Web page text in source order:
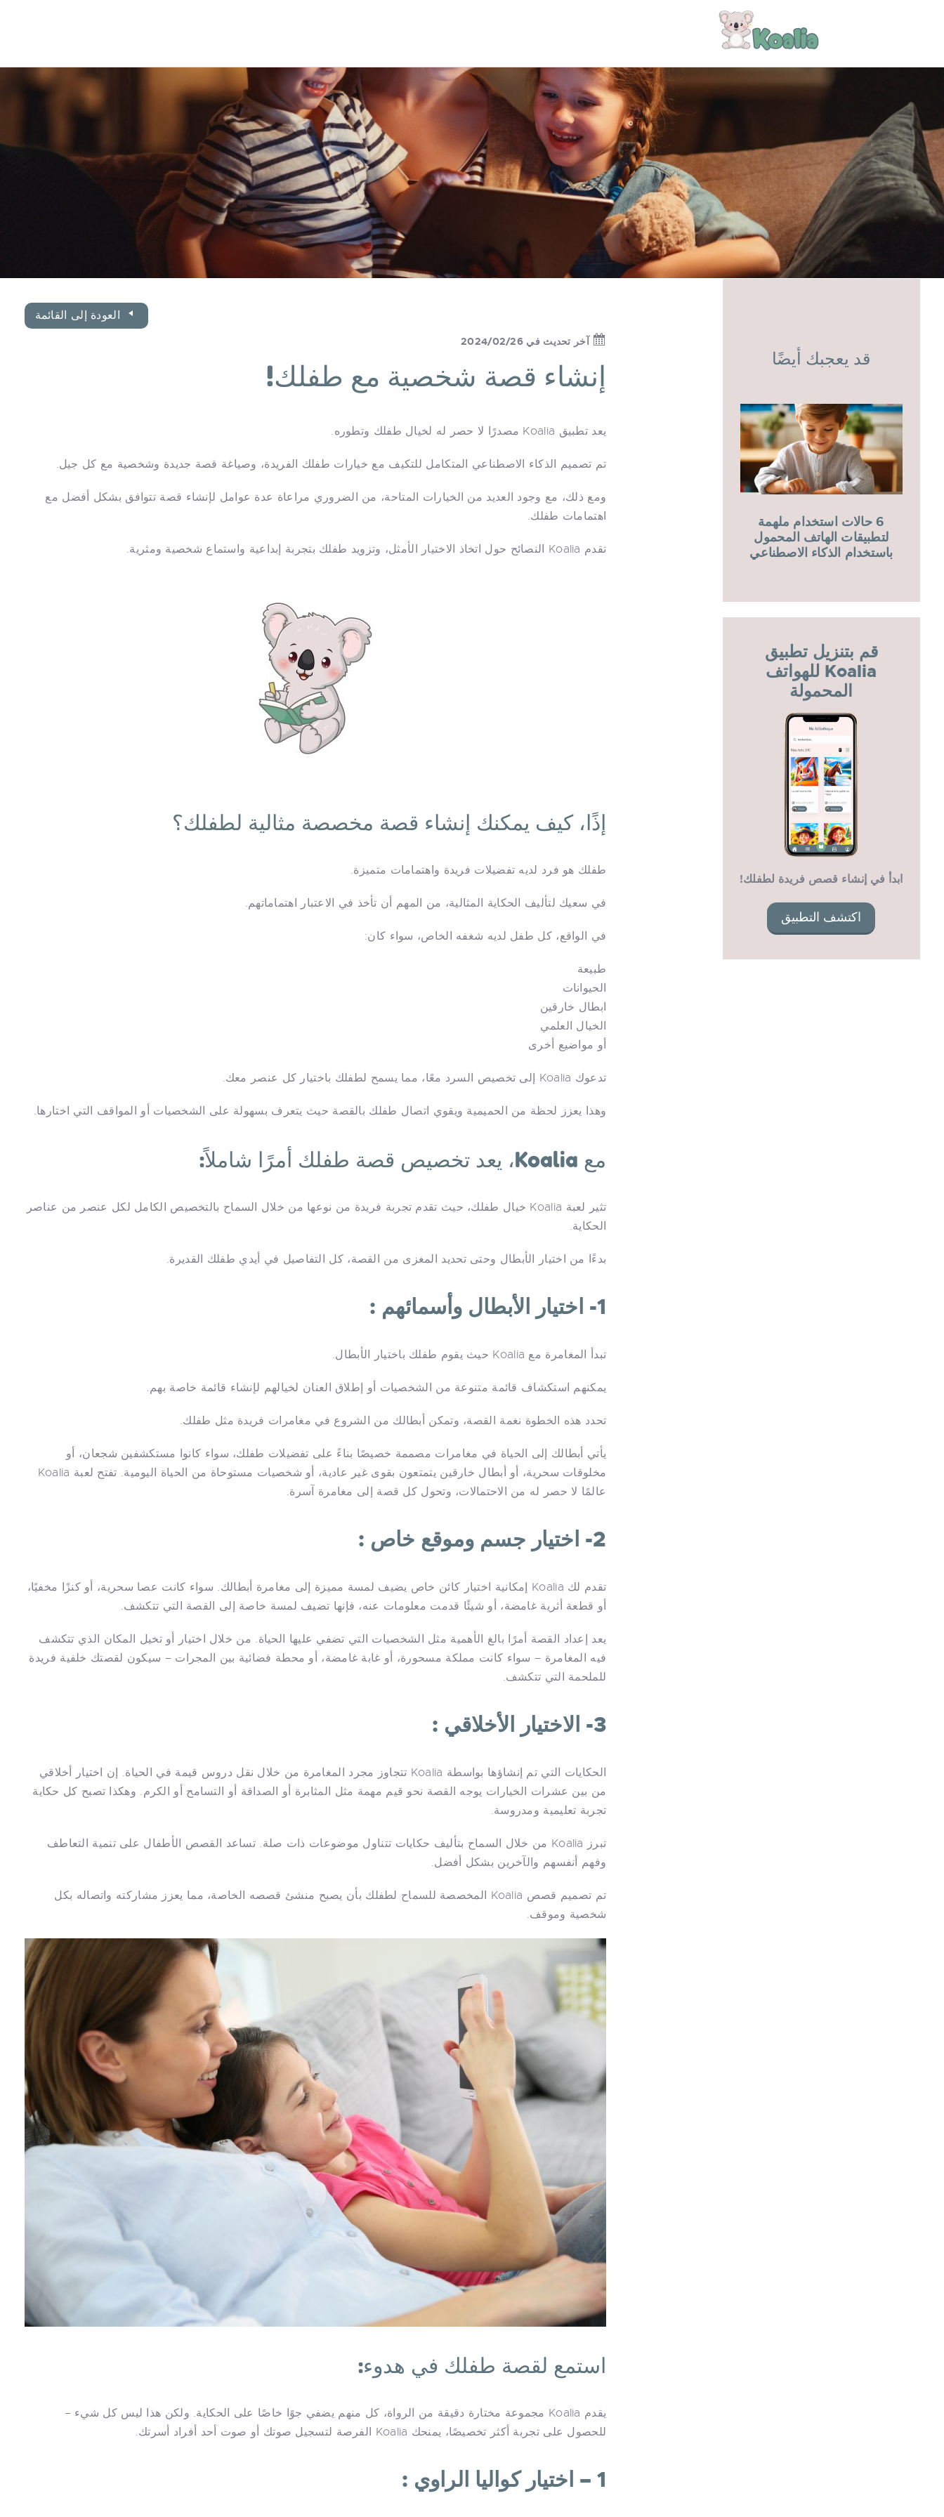
العودة إلى القائمة
آخر تحديث في 2024/02/26
إنشاء قصة شخصية مع طفلك!
يعد تطبيق Koalia مصدرًا لا حصر له لخيال طفلك وتطوره.
تم تصميم الذكاء الاصطناعي المتكامل للتكيف مع خيارات طفلك الفريدة، وصياغة قصة جديدة وشخصية مع كل جيل.
ومع ذلك، مع وجود العديد من الخيارات المتاحة، من الضروري مراعاة عدة عوامل لإنشاء قصة تتوافق بشكل أفضل مع
اهتمامات طفلك.
تقدم Koalia النصائح حول اتخاذ الاختيار الأمثل، وتزويد طفلك بتجربة إبداعية واستماع شخصية ومثرية.
إذًا، كيف يمكنك إنشاء قصة مخصصة مثالية لطفلك؟
طفلك هو فرد لديه تفضيلات فريدة واهتمامات متميزة.
في سعيك لتأليف الحكاية المثالية، من المهم أن تأخذ في الاعتبار اهتماماتهم.
في الواقع، كل طفل لديه شغفه الخاص، سواء كان:
طبيعة
الحيوانات
ابطال خارقين
الخيال العلمي
أو مواضيع أخرى
تدعوك Koalia إلى تخصيص السرد معًا، مما يسمح لطفلك باختيار كل عنصر معك.
وهذا يعزز لحظة من الحميمية ويقوي اتصال طفلك بالقصة حيث يتعرف بسهولة على الشخصيات أو المواقف التي اختارها.
مع Koalia، يعد تخصيص قصة طفلك أمرًا شاملاً:
تثير لعبة Koalia خيال طفلك، حيث تقدم تجربة فريدة من نوعها من خلال السماح بالتخصيص الكامل لكل عنصر من عناصر
الحكاية.
بدءًا من اختيار الأبطال وحتى تحديد المغزى من القصة، كل التفاصيل في أيدي طفلك القديرة.
1- اختيار الأبطال وأسمائهم :
تبدأ المغامرة مع Koalia حيث يقوم طفلك باختيار الأبطال.
يمكنهم استكشاف قائمة متنوعة من الشخصيات أو إطلاق العنان لخيالهم لإنشاء قائمة خاصة بهم.
تحدد هذه الخطوة نغمة القصة، وتمكن أبطالك من الشروع في مغامرات فريدة مثل طفلك.
يأتي أبطالك إلى الحياة في مغامرات مصممة خصيصًا بناءً على تفضيلات طفلك، سواء كانوا مستكشفين شجعان، أو
مخلوقات سحرية، أو أبطال خارقين يتمتعون بقوى غير عادية، أو شخصيات مستوحاة من الحياة اليومية. تفتح لعبة Koalia
عالمًا لا حصر له من الاحتمالات، وتحول كل قصة إلى مغامرة آسرة.
2- اختيار جسم وموقع خاص :
تقدم لك Koalia إمكانية اختيار كائن خاص يضيف لمسة مميزة إلى مغامرة أبطالك. سواء كانت عصا سحرية، أو كنزًا مخفيًا،
أو قطعة أثرية غامضة، أو شيئًا قدمت معلومات عنه، فإنها تضيف لمسة خاصة إلى القصة التي تتكشف.
يعد إعداد القصة أمرًا بالغ الأهمية مثل الشخصيات التي تضفي عليها الحياة. من خلال اختيار أو تخيل المكان الذي تتكشف
فيه المغامرة – سواء كانت مملكة مسحورة، أو غابة غامضة، أو محطة فضائية بين المجرات – سيكون لقصتك خلفية فريدة
للملحمة التي تتكشف.
3- الاختيار الأخلاقي :
الحكايات التي تم إنشاؤها بواسطة Koalia تتجاوز مجرد المغامرة من خلال نقل دروس قيمة في الحياة. إن اختيار أخلاقي
من بين عشرات الخيارات يوجه القصة نحو قيم مهمة مثل المثابرة أو الصداقة أو التسامح أو الكرم. وهكذا تصبح كل حكاية
تجربة تعليمية ومدروسة.
تبرز Koalia من خلال السماح بتأليف حكايات تتناول موضوعات ذات صلة. تساعد القصص الأطفال على تنمية التعاطف
وفهم أنفسهم والآخرين بشكل أفضل.
تم تصميم قصص Koalia المخصصة للسماح لطفلك بأن يصبح منشئ قصصه الخاصة، مما يعزز مشاركته واتصاله بكل
شخصية وموقف.
استمع لقصة طفلك في هدوء:
يقدم Koalia مجموعة مختارة دقيقة من الرواة، كل منهم يضفي جوًا خاصًا على الحكاية. ولكن هذا ليس كل شيء –
للحصول على تجربة أكثر تخصيصًا، يمنحك Koalia الفرصة لتسجيل صوتك أو صوت أحد أفراد أسرتك.
1 – اختيار كواليا الراوي :
قد يعجبك أيضًا
6 حالات استخدام ملهمة
لتطبيقات الهاتف المحمول
باستخدام الذكاء الاصطناعي
قم بتنزيل تطبيق
Koalia للهواتف
المحمولة
ابدأ في إنشاء قصص فريدة لطفلك!
اكتشف التطبيق